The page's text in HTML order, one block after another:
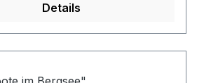
Details